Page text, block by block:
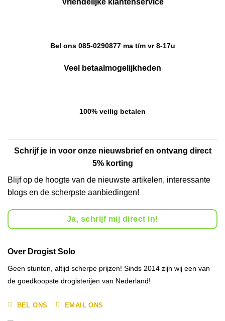
Vriendelijke klantenservice
Bel ons 085-0290877 ma t/m vr 8-17u
Veel betaalmogelijkheden
100% veilig betalen
Schrijf je in voor onze nieuwsbrief en ontvang direct
5% korting
Blijf op de hoogte van de nieuwste artikelen, interessante
blogs en de scherpste aanbiedingen!
Ja, schrijf mij direct in!
Over Drogist Solo
Geen stunten, altijd scherpe prijzen! Sinds 2014 zijn wij een van
de goedkoopste drogisterijen van Nederland!
BEL ONS EMAIL ONS